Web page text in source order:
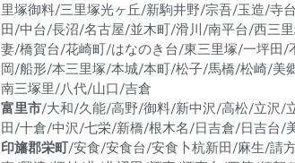
里塚御料/三里塚光ヶ丘/新駒井野/宗吾/玉造/寺
田/中台/長沼/名古屋/並木町/滑川/南平台/西三
妻/橋賀台/花崎町/はなのき台/東三里塚/一坪田/
岡/船形/本三里塚/本城/本町/松子/馬橋/松崎/美
南三塚里/八代/山口/吉倉
富里市/大和/久能/高野/御料/新中沢/高松/立沢/
田/十倉/中沢/七栄/新橋/根木名/日吉倉/日吉台/
印旛郡栄町/安食/安食台/安食卜杭新田/麻生/請